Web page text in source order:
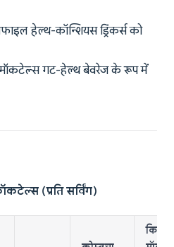
हेल्थ-कॉन्शियस ड्रिंकर्स को
गट-हेल्थ बेवरेज के रूप में
(प्रति सर्विंग)
किमची